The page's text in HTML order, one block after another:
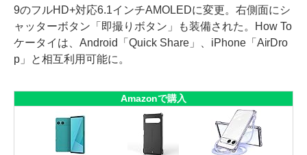
9のフルHD+対応6.1インチAMOLEDに変更。右側面にシ
ャッターボタン「即撮りボタン」も装備された。How To
ケータイは、Android「Quick Share」、iPhone「AirDro
p」と相互利用可能に。
Amazonで購入